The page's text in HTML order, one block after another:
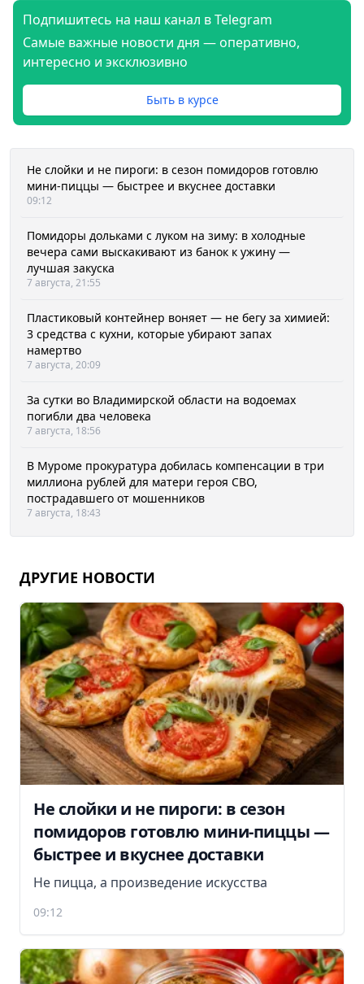
Подпишитесь на наш канал в Telegram
Самые важные новости дня — оперативно,
интересно и эксклюзивно
Быть в курсе
Не слойки и не пироги: в сезон помидоров готовлю
мини-пиццы — быстрее и вкуснее доставки
09:12
Помидоры дольками с луком на зиму: в холодные
вечера сами выскакивают из банок к ужину —
лучшая закуска
7 августа, 21:55
Пластиковый контейнер воняет — не бегу за химией:
3 средства с кухни, которые убирают запах
намертво
7 августа, 20:09
За сутки во Владимирской области на водоемах
погибли два человека
7 августа, 18:56
В Муроме прокуратура добилась компенсации в три
миллиона рублей для матери героя СВО,
пострадавшего от мошенников
7 августа, 18:43
ДРУГИЕ НОВОСТИ
Не слойки и не пироги: в сезон
помидоров готовлю мини-пиццы —
быстрее и вкуснее доставки
Не пицца, а произведение искусства
09:12